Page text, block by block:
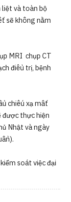
Quốc
và toàn bộ
sẽ không nằm
→ chụp CT →
điều trị, bệnh
chiếu xạ mất
được thực hiện
Nhật và ngày
soát việc đại